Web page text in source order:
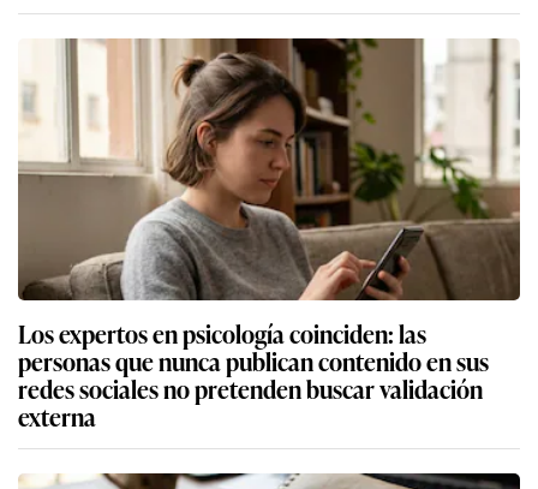
Los expertos en psicología coinciden: las
personas que nunca publican contenido en sus
redes sociales no pretenden buscar validación
externa